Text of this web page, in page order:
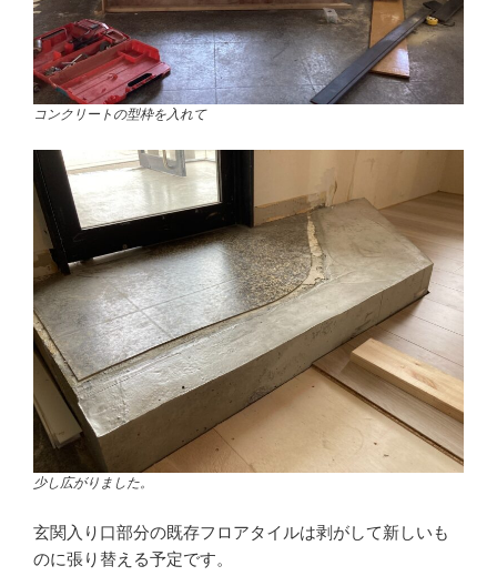
コンクリートの型枠を入れて
少し広がりました。
玄関入り口部分の既存フロアタイルは剥がして新しいも
のに張り替える予定です。